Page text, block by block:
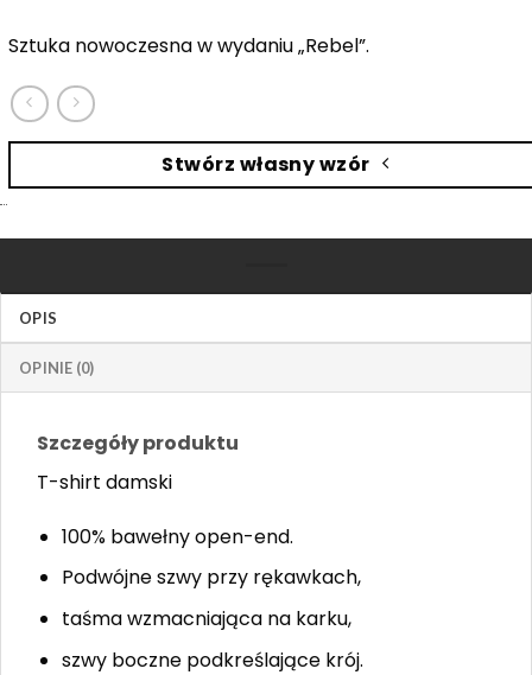
Sztuka nowoczesna w wydaniu „Rebel”.
Stwórz własny wzór
OPIS
OPINIE (0)
Szczegóły produktu
T-shirt damski
100% bawełny open-end.
Podwójne szwy przy rękawkach,
taśma wzmacniająca na karku,
szwy boczne podkreślające krój.